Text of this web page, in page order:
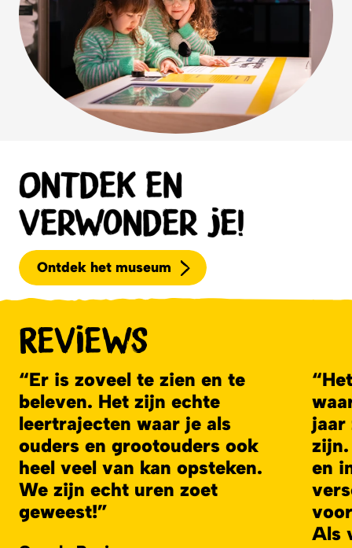
Ontdek en
verwonder je!
Ontdek het museum
Reviews
Er is zoveel te zien en te
beleven. Het zijn echte
leertrajecten waar je als
ouders en grootouders ook
heel veel van kan opsteken.
We zijn echt uren zoet
geweest!
jaar
en
Als